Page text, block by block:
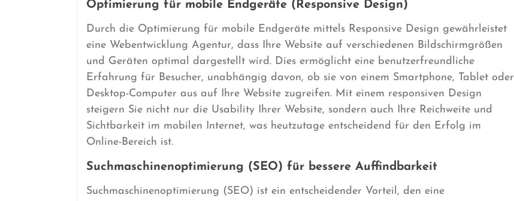
Optimierung für mobile Endgeräte (Responsive Design)
Durch die Optimierung für mobile Endgeräte mittels Responsive Design gewährleistet
eine Webentwicklung Agentur, dass Ihre Website auf verschiedenen Bildschirmgrößen
und Geräten optimal dargestellt wird. Dies ermöglicht eine benutzerfreundliche
Erfahrung für Besucher, unabhängig davon, ob sie von einem Smartphone, Tablet oder
Desktop-Computer aus auf Ihre Website zugreifen. Mit einem responsiven Design
steigern Sie nicht nur die Usability Ihrer Website, sondern auch Ihre Reichweite und
Sichtbarkeit im mobilen Internet, was heutzutage entscheidend für den Erfolg im
Online-Bereich ist.
Suchmaschinenoptimierung (SEO) für bessere Auffindbarkeit
Suchmaschinenoptimierung (SEO) ist ein entscheidender Vorteil, den eine